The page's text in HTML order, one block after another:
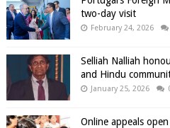
two-day visit
February 24, 2026
Selliah Nalliah
and Hindu
January 25, 2026
Online appeals